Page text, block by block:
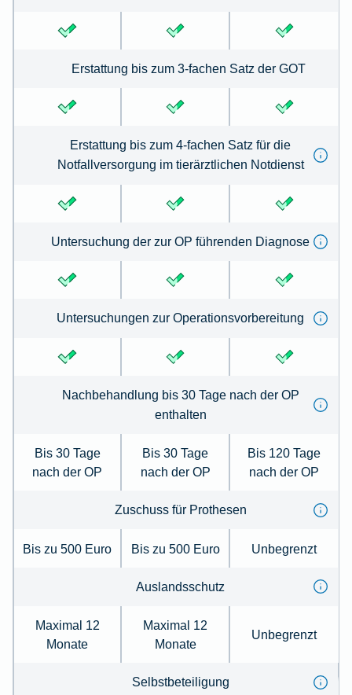
Erstattung bis zum 3-fachen Satz der GOT
Erstattung bis zum 4-fachen Satz für die
Notfallversorgung im tierärztlichen Notdienst
Untersuchung der zur OP führenden Diagnose
Untersuchungen zur Operationsvorbereitung
Nachbehandlung bis 30 Tage nach der OP
enthalten
Bis 30 Tage
nach der OP
Bis 30 Tage
nach der OP
Bis 120 Tage
nach der OP
Zuschuss für Prothesen
Bis zu 500 Euro Bis zu 500 Euro Unbegrenzt
Auslandsschutz
Maximal 12
Monate
Maximal 12
Monate
Unbegrenzt
Selbstbeteiligung